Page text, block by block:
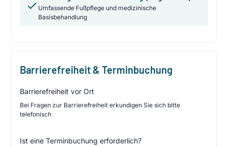
Umfassende Fußpflege und medizinische
Basisbehandlung
Barrierefreiheit & Terminbuchung
Barrierefreiheit vor Ort
Bei Fragen zur Barrierefreiheit erkundigen Sie sich bitte
telefonisch
Ist eine Terminbuchung erforderlich?